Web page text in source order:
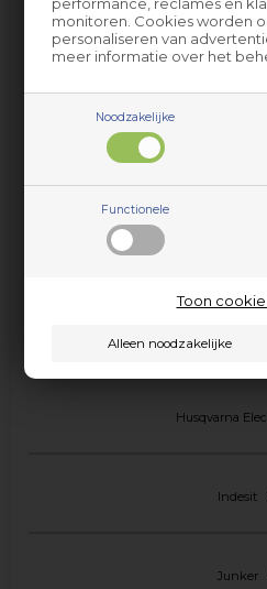
monitoren. Cookies worden
personaliseren van
meer informatie over het
Noodzakelijke
Functionele
Toon
Grundig
Husqvarna
Husqvarna
Indesit
Junker